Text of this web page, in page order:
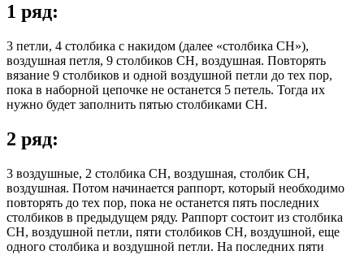
1 ряд:
3 петли, 4 столбика с накидом (далее «столбика СН»),
воздушная петля, 9 столбиков СН, воздушная. Повторять
вязание 9 столбиков и одной воздушной петли до тех пор,
пока в наборной цепочке не останется 5 петель. Тогда их
нужно будет заполнить пятью столбиками СН.
2 ряд:
3 воздушные, 2 столбика СН, воздушная, столбик СН,
воздушная. Потом начинается раппорт, который необходимо
повторять до тех пор, пока не останется пять последних
столбиков в предыдущем ряду. Раппорт состоит из столбика
СН, воздушной петли, пяти столбиков СН, воздушной, еще
одного столбика и воздушной петли. На последних пяти